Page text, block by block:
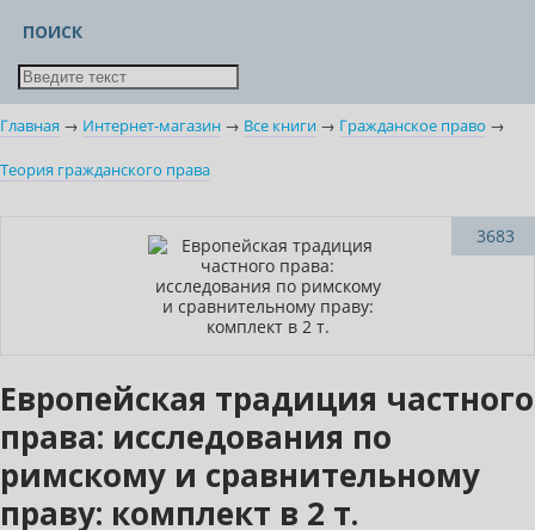
ПОИСК
Главная → Интернет-магазин → Все книги → Гражданское право →
Теория гражданского права
3683
Европейская традиция частного
права: исследования по
римскому и сравнительному
праву: комплект в 2 т.